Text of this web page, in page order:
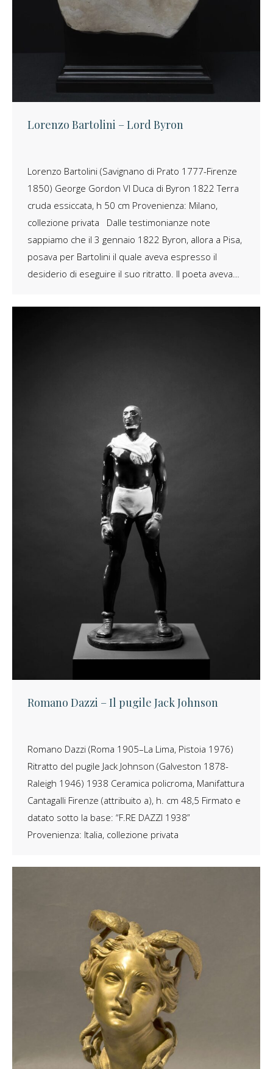
Lorenzo Bartolini – Lord Byron
Lorenzo Bartolini (Savignano di Prato 1777-Firenze
1850) George Gordon VI Duca di Byron 1822 Terra
cruda essiccata, h 50 cm Provenienza: Milano,
collezione privata Dalle testimonianze note
sappiamo che il 3 gennaio 1822 Byron, allora a Pisa,
posava per Bartolini il quale aveva espresso il
desiderio di eseguire il suo ritratto. Il poeta aveva…
Romano Dazzi – Il pugile Jack Johnson
Romano Dazzi (Roma 1905–La Lima, Pistoia 1976)
Ritratto del pugile Jack Johnson (Galveston 1878-
Raleigh 1946) 1938 Ceramica policroma, Manifattura
Cantagalli Firenze (attribuito a), h. cm 48,5 Firmato e
datato sotto la base: “F.RE DAZZI 1938”
Provenienza: Italia, collezione privata